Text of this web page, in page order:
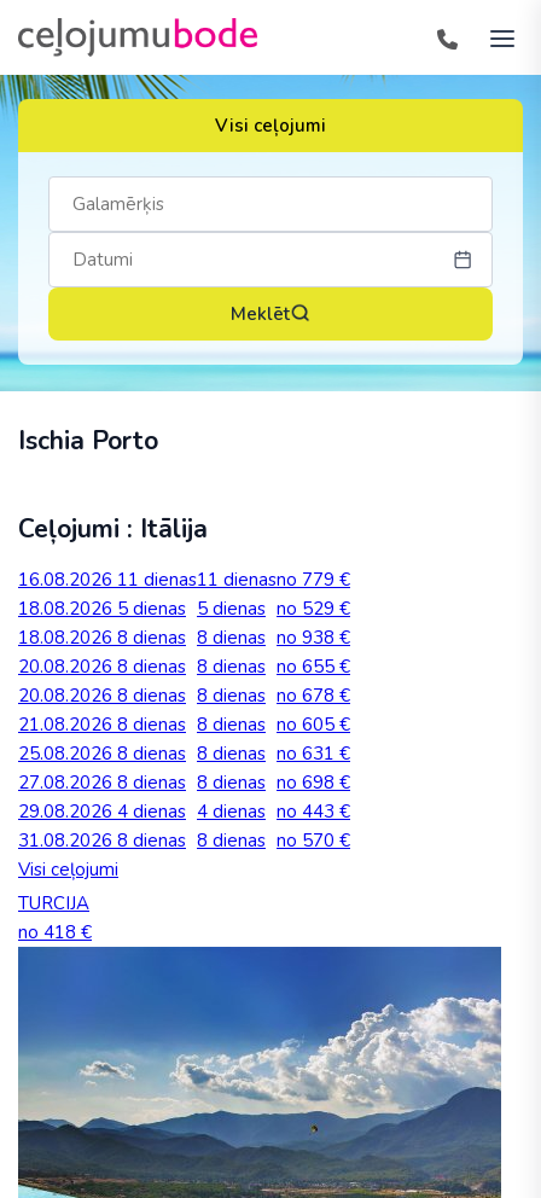
Visi ceļojumi
Meklēt
Ischia Porto
Ceļojumi : Itālija
16.08.2026 11 dienas11 dienasno 779 €
18.08.2026 5 dienas 5 dienas no 529 €
18.08.2026 8 dienas 8 dienas no 938 €
20.08.2026 8 dienas 8 dienas no 655 €
20.08.2026 8 dienas 8 dienas no 678 €
21.08.2026 8 dienas 8 dienas no 605 €
25.08.2026 8 dienas 8 dienas no 631 €
27.08.2026 8 dienas 8 dienas no 698 €
29.08.2026 4 dienas 4 dienas no 443 €
31.08.2026 8 dienas 8 dienas no 570 €
Visi ceļojumi
TURCIJA
no 418 €